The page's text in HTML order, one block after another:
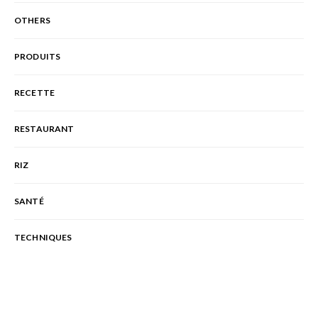
OTHERS
PRODUITS
RECETTE
RESTAURANT
RIZ
SANTÉ
TECHNIQUES